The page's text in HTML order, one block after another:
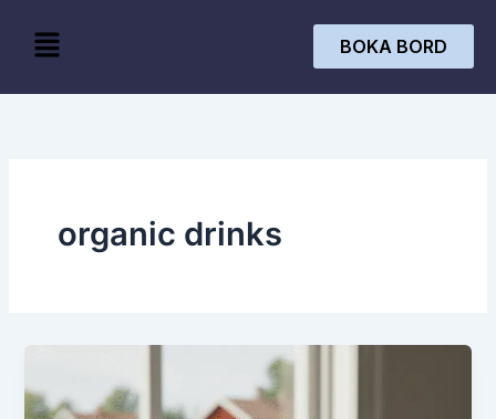
Menu BOKA BORD
organic drinks